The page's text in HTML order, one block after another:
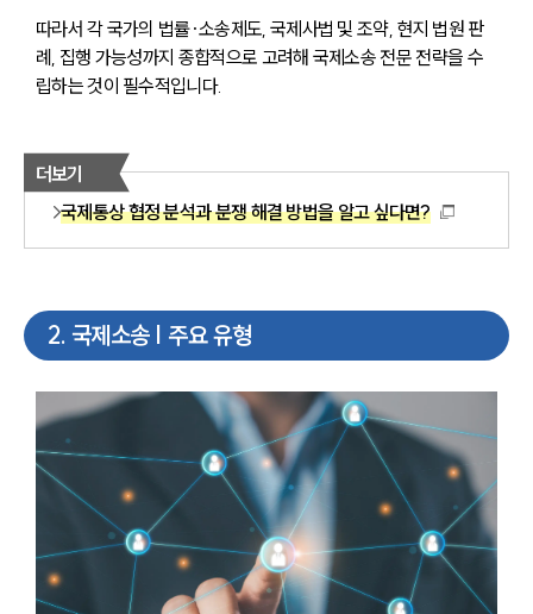
따라서 각 국가의 법률·소송제도, 국제사법 및 조약, 현지 법원 판
례, 집행 가능성까지 종합적으로 고려해 국제소송 전문 전략을 수
립하는 것이 필수적입니다.
더보기
국제통상 협정 분석과 분쟁 해결 방법을 알고 싶다면?
2. 국제소송 | 주요 유형